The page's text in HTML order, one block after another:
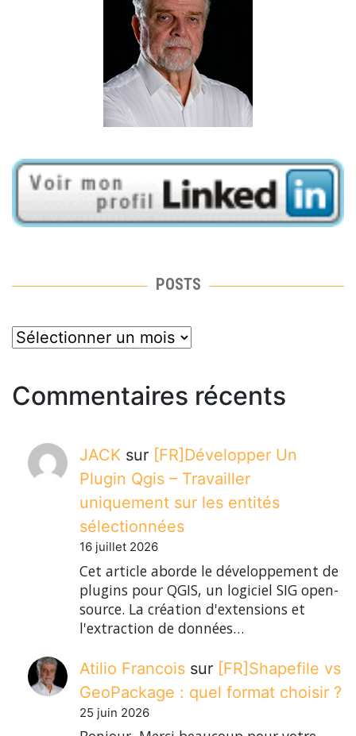
POSTS
posts
Commentaires récents
JACK sur [FR]Développer Un
Plugin Qgis – Travailler
uniquement sur les entités
sélectionnées
16 juillet 2026
Cet article aborde le développement de
plugins pour QGIS, un logiciel SIG open-
source. La création d'extensions et
l'extraction de données…
Atilio Francois sur [FR]Shapefile vs
GeoPackage : quel format choisir ?
25 juin 2026